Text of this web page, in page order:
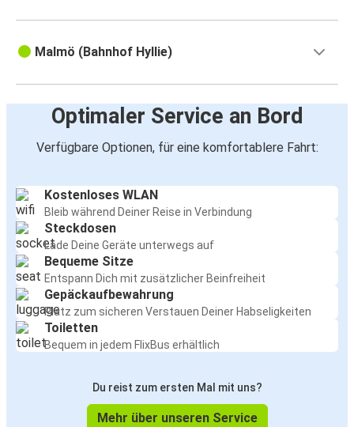
Malmö (Bahnhof Hyllie)
Optimaler Service an Bord
Verfügbare Optionen, für eine komfortablere Fahrt:
Kostenloses WLAN
Bleib während Deiner Reise in Verbindung
Steckdosen
Lade Deine Geräte unterwegs auf
Bequeme Sitze
Entspann Dich mit zusätzlicher Beinfreiheit
Gepäckaufbewahrung
Platz zum sicheren Verstauen Deiner Habseligkeiten
Toiletten
Bequem in jedem FlixBus erhältlich
Du reist zum ersten Mal mit uns?
Mehr über unseren Service